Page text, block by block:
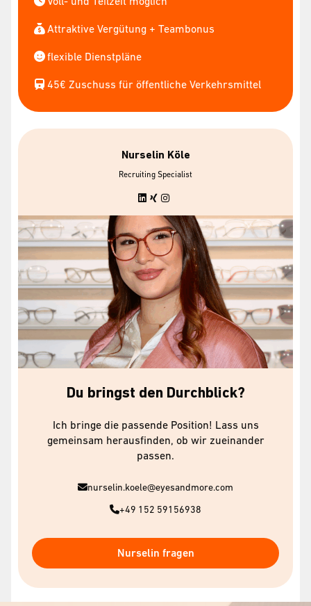
Attraktive Vergütung + Teambonus
flexible Dienstpläne
45€ Zuschuss für öffentliche Verkehrsmittel
Nurselin Köle
Recruiting Specialist
Du bringst den Durchblick?
Ich bringe die passende Position! Lass uns
gemeinsam herausfinden, ob wir zueinander
passen.
nurselin.koele@eyesandmore.com
+49 152 59156938
Nurselin fragen